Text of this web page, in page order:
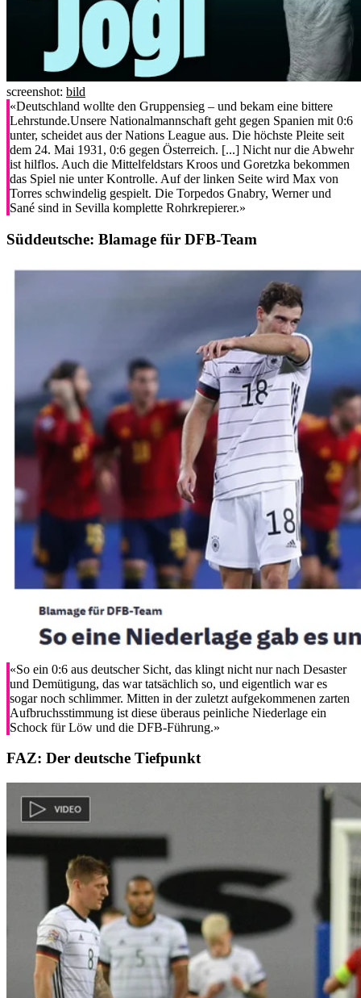
screenshot: bild
«Deutschland wollte den Gruppensieg – und bekam eine bittere
Lehrstunde.Unsere Nationalmannschaft geht gegen Spanien mit 0:6
unter, scheidet aus der Nations League aus. Die höchste Pleite seit
dem 24. Mai 1931, 0:6 gegen Österreich. [...] Nicht nur die Abwehr
ist hilflos. Auch die Mittelfeldstars Kroos und Goretzka bekommen
das Spiel nie unter Kontrolle. Auf der linken Seite wird Max von
Torres schwindelig gespielt. Die Torpedos Gnabry, Werner und
Sané sind in Sevilla komplette Rohrkrepierer.»
Süddeutsche: Blamage für DFB-Team
«So ein 0:6 aus deutscher Sicht, das klingt nicht nur nach Desaster
und Demütigung, das war tatsächlich so, und eigentlich war es
sogar noch schlimmer. Mitten in der zuletzt aufgekommenen zarten
Aufbruchsstimmung ist diese überaus peinliche Niederlage ein
Schock für Löw und die DFB-Führung.»
FAZ: Der deutsche Tiefpunkt